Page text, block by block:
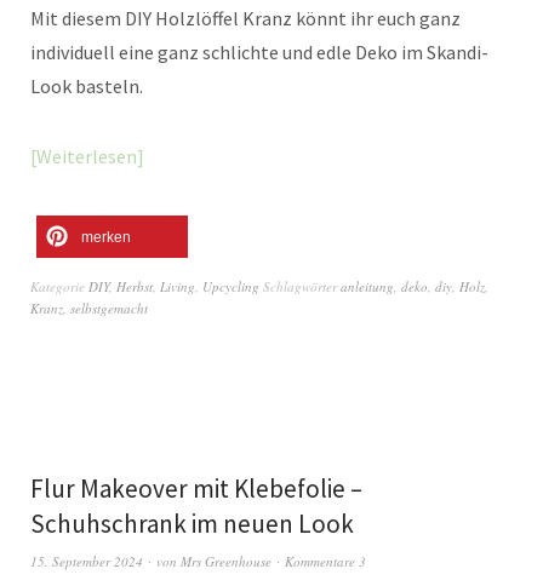
Mit diesem DIY Holzlöffel Kranz könnt ihr euch ganz
individuell eine ganz schlichte und edle Deko im Skandi-
Look basteln.
Weiterlesen
merken
Kategorie DIY, Herbst, Living, Upcycling Schlagwörteranleitung, deko, diy, Holz,
Kranz, selbstgemacht
Flur Makeover mit Klebefolie –
Schuhschrank im neuen Look
15. September 2024 von Mrs Greenhouse Kommentare 3